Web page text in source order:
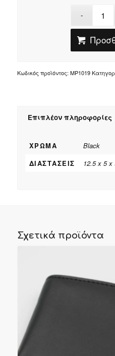
Κωδικός προϊόντος: MP1019
Επιπλέον πληροφορίες
ΧΡΏΜΑ
Black
ΔΙΑΣΤΆΣΕΙΣ
12.5 x 5 x
Σχετικά προϊόντα